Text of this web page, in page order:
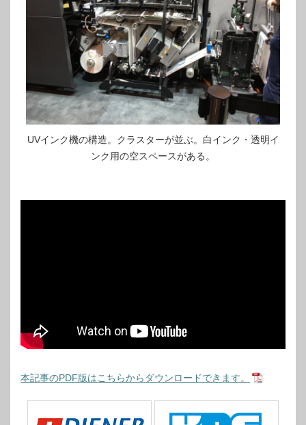
UVインク機の構造。クラスターが並ぶ。白インク・透明イ
ンク用の空スペースがある。
本記事のPDF版はこちらからダウンロードできます。